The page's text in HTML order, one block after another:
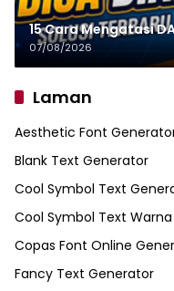
15 Cara Mengatasi
07/08/2026
Laman
Aesthetic Font
Blank Text Generator
Cool Symbol Text
Cool Symbol Text Warna
Copas Font Online
Fancy Text Generator